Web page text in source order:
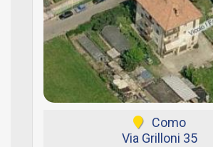
Como
Via Grilloni 35